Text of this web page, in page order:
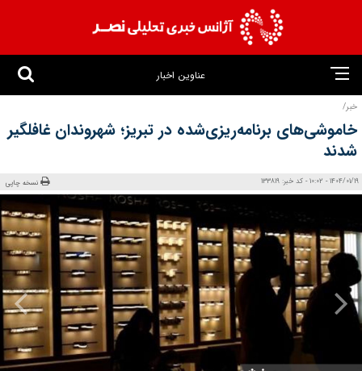
عناوین اخبار
خبر/
خاموشی‌های برنامه‌ریزی‌شده در تبریز؛ شهروندان غافلگیر
شدند
1404/01/19 - 10:02 - کد خبر: 133819 نسخه چاپی